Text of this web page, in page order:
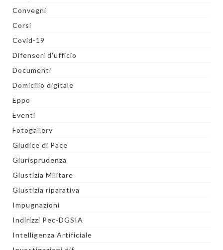
Convegni
Corsi
Covid-19
Difensori d'ufficio
Documenti
Domicilio digitale
Eppo
Eventi
Fotogallery
Giudice di Pace
Giurisprudenza
Giustizia Militare
Giustizia riparativa
Impugnazioni
Indirizzi Pec-DGSIA
Intelligenza Artificiale